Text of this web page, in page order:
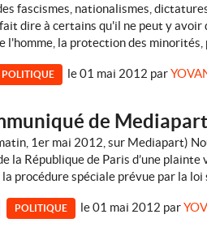
fascismes, nationalismes,
dire à certains qu'il ne peut y
l'homme, la protection des minorités,
POLITIQUE le 01 mai 2012 par
de
1er mai 2012, sur Mediapart)
la République de Paris d’une
procédure spéciale prévue par la loi
POLITIQUE le 01 mai 2012 par